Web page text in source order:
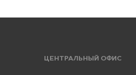
ЦЕНТРАЛЬНЫЙ ОФИС